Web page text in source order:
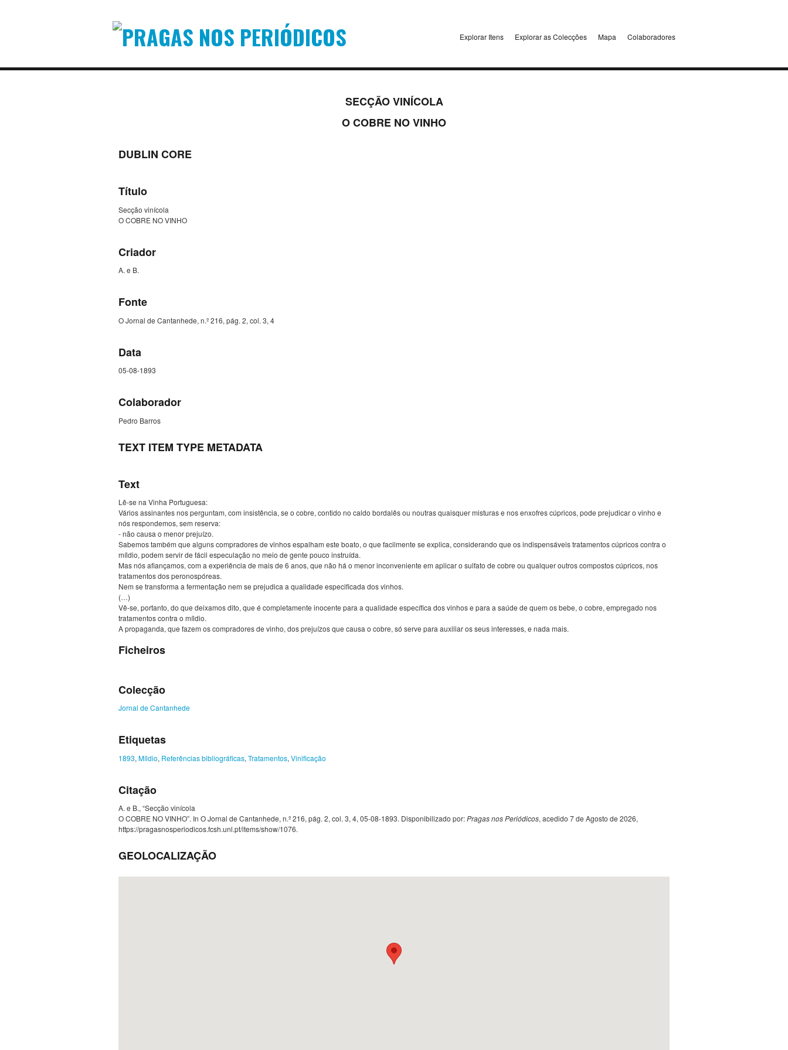
Explorar Itens Explorar as Colecções Mapa Colaboradores
SECÇÃO VINÍCOLA
O COBRE NO VINHO
DUBLIN CORE
Título
Secção vinícola
O COBRE NO VINHO
Criador
A. e B.
Fonte
O Jornal de Cantanhede, n.º 216, pág. 2, col. 3, 4
Data
05-08-1893
Colaborador
Pedro Barros
TEXT ITEM TYPE METADATA
Text
Lê-se na Vinha Portuguesa:
Vários assinantes nos perguntam, com insistência, se o cobre, contido no caldo bordalês ou noutras quaisquer misturas e nos enxofres cúpricos, pode prejudicar o vinho e
nós respondemos, sem reserva:
- não causa o menor prejuízo.
Sabemos também que alguns compradores de vinhos espalham este boato, o que facilmente se explica, considerando que os indispensáveis tratamentos cúpricos contra o
míldio, podem servir de fácil especulação no meio de gente pouco instruída.
Mas nós afiançamos, com a experiência de mais de 6 anos, que não há o menor inconveniente em aplicar o sulfato de cobre ou qualquer outros compostos cúpricos, nos
tratamentos dos peronospóreas.
Nem se transforma a fermentação nem se prejudica a qualidade especificada dos vinhos.
(…)
Vê-se, portanto, do que deixamos dito, que é completamente inocente para a qualidade específica dos vinhos e para a saúde de quem os bebe, o cobre, empregado nos
tratamentos contra o míldio.
A propaganda, que fazem os compradores de vinho, dos prejuízos que causa o cobre, só serve para auxiliar os seus interesses, e nada mais.
Ficheiros
Colecção
Jornal de Cantanhede
Etiquetas
1893, Míldio, Referências bibliográficas, Tratamentos, Vinificação
Citação
A. e B., “Secção vinícola
O COBRE NO VINHO”. In O Jornal de Cantanhede, n.º 216, pág. 2, col. 3, 4, 05-08-1893. Disponibilizado por:Pragas nos Periódicos, acedido 7 de Agosto de 2026,
https://pragasnosperiodicos.fcsh.unl.pt/items/show/1076.
GEOLOCALIZAÇÃO